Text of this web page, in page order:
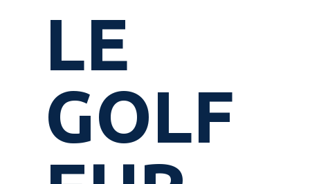
LE
GOLF